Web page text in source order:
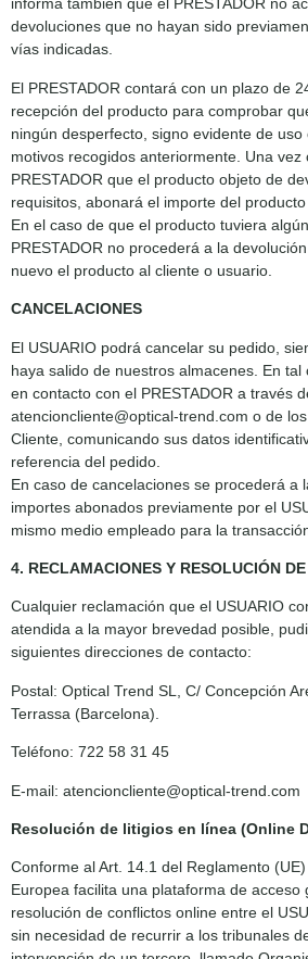
informa también que el PRESTADOR no
devoluciones que no hayan sido
vías indicadas.
El PRESTADOR contará con un plazo de
recepción del producto para comprobar
ningún desperfecto, signo evidente de
motivos recogidos anteriormente. Una vez
PRESTADOR que el producto objeto de
requisitos, abonará el importe del producto
En el caso de que el producto tuviera
PRESTADOR no procederá a la
nuevo el producto al cliente o usuario.
CANCELACIONES
El USUARIO podrá cancelar su pedido,
haya salido de nuestros almacenes. En
en contacto con el PRESTADOR a través
atencioncliente@optical-trend.com o de
Cliente, comunicando sus datos
referencia del pedido.
En caso de cancelaciones se procederá a
importes abonados previamente por el
mismo medio empleado para la
4. RECLAMACIONES Y RESOLUCIÓN
Cualquier reclamación que el USUARIO
atendida a la mayor brevedad posible,
siguientes direcciones de contacto:
Postal: Optical Trend SL, C/ Concepción
Terrassa (Barcelona).
Teléfono: 722 58 31 45
E-mail: atencioncliente@optical-trend.com
Resolución de litigios en línea (Online
Conforme al Art. 14.1 del Reglamento
Europea facilita una plataforma de acceso
resolución de conflictos online entre el
sin necesidad de recurrir a los tribunales